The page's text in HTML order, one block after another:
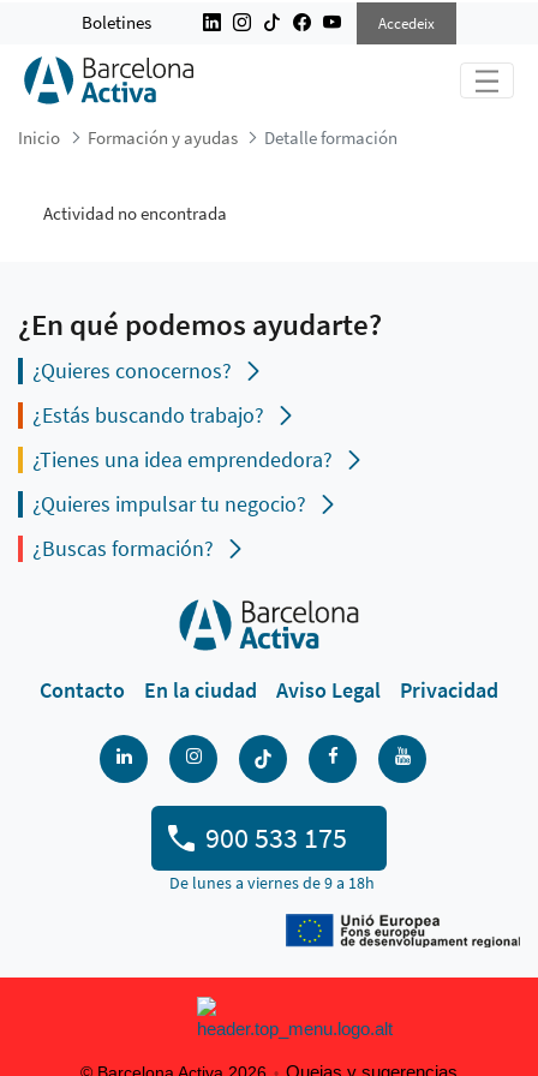
DETALLE FORMACIÓN
Boletines Accedeix
Inicio Formación y ayudas Detalle formación
Actividad no encontrada
¿En qué podemos ayudarte?
¿Quieres conocernos?
¿Estás buscando trabajo?
¿Tienes una idea emprendedora?
¿Quieres impulsar tu negocio?
¿Buscas formación?
Contacto En la ciudad Aviso Legal Privacidad
900 533 175
De lunes a viernes de 9 a 18h